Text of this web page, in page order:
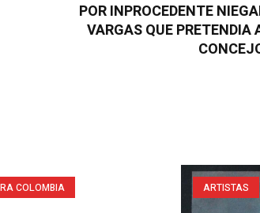
POR INPROCEDENTE
VARGAS QUE PRETENDIA
COLOMBIA ARTISTAS